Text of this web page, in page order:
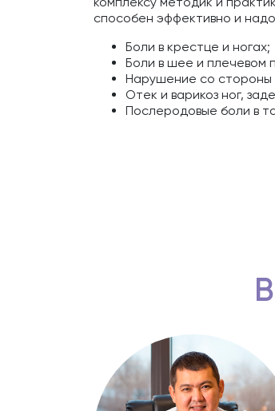
способен эффективно и
Боли в крестце и ногах;
Боли в шее и плечевом
Нарушение со стороны
Отек и варикоз ног,
Послеродовые боли в